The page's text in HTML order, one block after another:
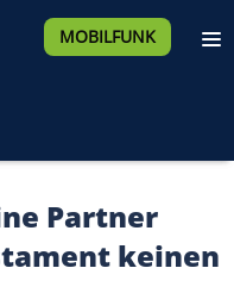
MOBILFUNK
Partner
keinen